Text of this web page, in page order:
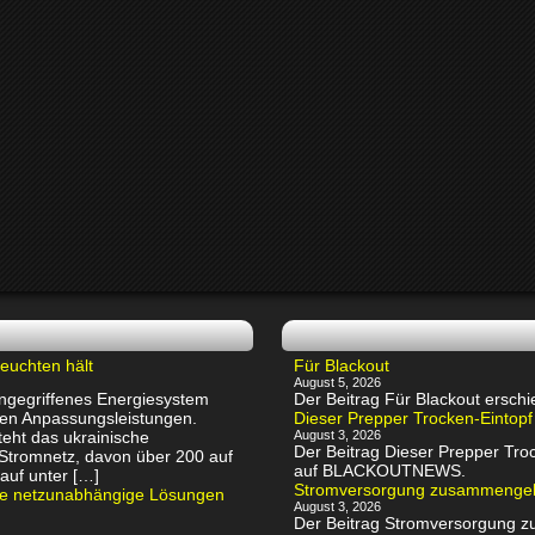
hält
Energiesystem
Anpassungsleistungen.
das ukrainische
davon über 200 auf
auf unter […]
netzunabhängige Lösungen
Für Blackout
August 5, 2026
Der Beitrag Für Blackout
Dieser Prepper Trocken-
August 3, 2026
Der Beitrag Dieser Prepper
auf BLACKOUTNEWS.
Stromversorgung
August 3, 2026
Der Beitrag Stromversorgung